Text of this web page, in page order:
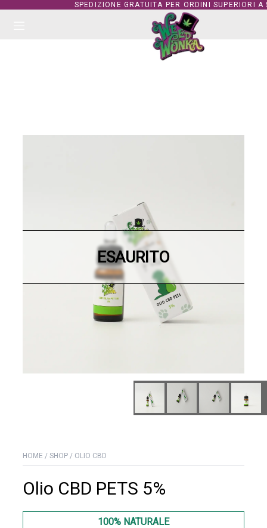
SPEDIZIONE GRATUITA PER ORDINI SUPERIORI A
ESAURITO
HOME / SHOP / OLIO CBD
Olio CBD PETS 5%
100% NATURALE